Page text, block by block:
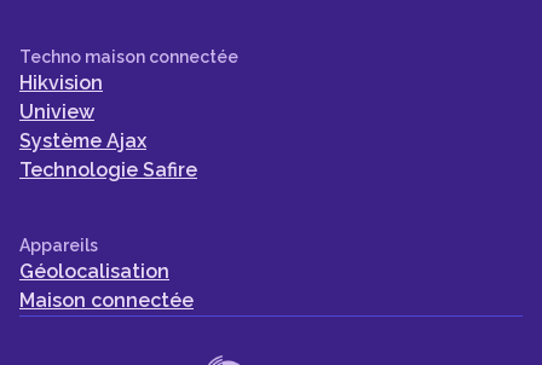
Techno maison connectée
Hikvision
Uniview
Système Ajax
Technologie Safire
Appareils
Géolocalisation
Maison connectée